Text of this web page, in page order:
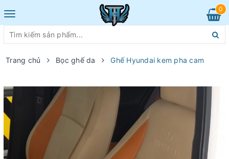
Toggle
navigation
0
Trang chủ Bọc ghế da Ghế Hyundai kem pha cam